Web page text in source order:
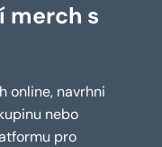
merch s
online, navrhni
nebo
pro